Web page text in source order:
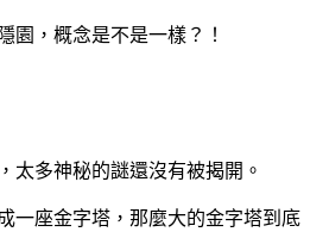
園，概念是不是一樣？！
太多神秘的謎還沒有被揭開。
一座金字塔，那麼大的金字塔到底